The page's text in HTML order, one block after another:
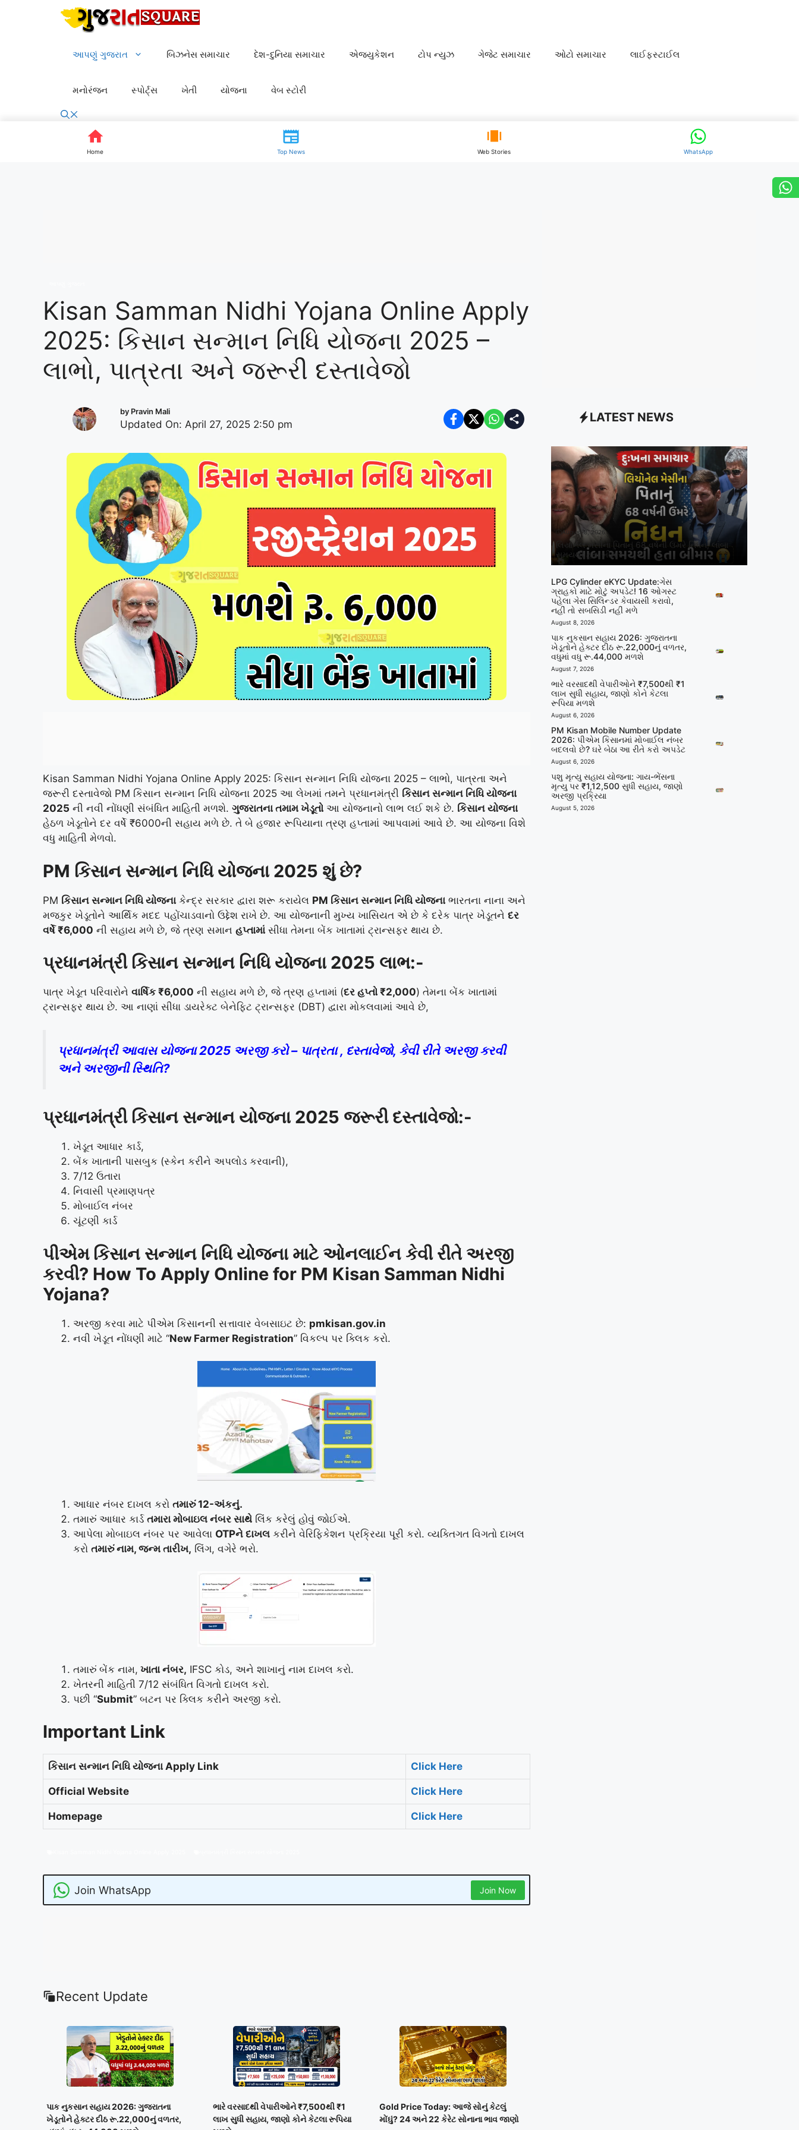
આપણું ગુજરાત બિઝનેસ સમાચાર દેશ-દુનિયા સમાચાર એજ્યુકેશન ટોપ ન્યુઝ ગેજેટ સમાચાર ઓટો સમાચાર લાઈફસ્ટાઈલ
મનોરંજન સ્પોર્ટ્સ ખેતી યોજના વેબ સ્ટોરી
Home Top News Web Stories WhatsApp
Kisan Samman Nidhi Yojana Online Apply
2025: કિસાન સન્માન નિધિ યોજના 2025 –
લાભો, પાત્રતા અને જરૂરી દસ્તાવેજો
by Pravin Mali
Updated On: April 27, 2025 2:50 pm
Kisan Samman Nidhi Yojana Online Apply 2025: કિસાન સન્માન નિધિ યોજના 2025 – લાભો, પાત્રતા અને
જરૂરી દસ્તાવેજો PM કિસાન સન્માન નિધિ યોજના 2025 આ લેખમાં તમને પ્રધાનમંત્રી કિસાન સન્માન નિધિ યોજના
2025 ની નવી નોંધણી સંબંધિત માહિતી મળશે. ગુજરાતના તમામ ખેડૂતોઆ યોજનાનો લાભ લઈ શકે છે. કિસાન યોજના
હેઠળ ખેડૂતોને દર વર્ષે ₹6000ની સહાય મળે છે. તે બે હજાર રૂપિયાના ત્રણ હપ્તામાં આપવામાં આવે છે. આ યોજના વિશે
વધુ માહિતી મેળવો.
PM કિસાન સન્માન નિધિ યોજના 2025 શું છે?
PM કિસાન સન્માન નિધિ યોજનાકેન્દ્ર સરકાર દ્વારા શરૂ કરાયેલ PM કિસાન સન્માન નિધિ યોજનાભારતના નાના અને
મજકુર ખેડૂતોને આર્થિક મદદ પહોંચાડવાનો ઉદ્દેશ રાખે છે. આ યોજનાની મુખ્ય ખાસિયત એ છે કે દરેક પાત્ર ખેડૂતને દર
વર્ષે ₹6,000 ની સહાય મળે છે, જે ત્રણ સમાન હપ્તામાંસીધા તેમના બેંક ખાતામાં ટ્રાન્સફર થાય છે.
પ્રધાનમંત્રી કિસાન સન્માન નિધિ યોજના 2025 લાભ:-
પાત્ર ખેડૂત પરિવારોને વાર્ષિક ₹6,000 ની સહાય મળે છે, જે ત્રણ હપ્તામાં (દર હપ્તો ₹2,000) તેમના બેંક ખાતામાં
ટ્રાન્સફર થાય છે. આ નાણાં સીધા ડાયરેક્ટ બેનેફિટ ટ્રાન્સફર (DBT) દ્વારા મોકલવામાં આવે છે,
પ્રધાનમંત્રી આવાસ યોજના 2025 અરજી કરો – પાત્રતા , દસ્તાવેજો, કેવી રીતે અરજી કરવી
અને અરજીની સ્થિતિ?
પ્રધાનમંત્રી કિસાન સન્માન યોજના 2025 જરૂરી દસ્તાવેજો:-
ખેડૂત આધાર કાર્ડ,
બેંક ખાતાની પાસબુક (સ્કેન કરીને અપલોડ કરવાની),
7/12 ઉતારા
નિવાસી પ્રમાણપત્ર
મોબાઈલ નંબર
ચૂંટણી કાર્ડ
પીએમ કિસાન સન્માન નિધિ યોજના માટે ઓનલાઈન કેવી રીતે અરજી
કરવી? How To Apply Online for PM Kisan Samman Nidhi
Yojana?
અરજી કરવા માટે પીએમ કિસાનની સત્તાવાર વેબસાઇટ છે: pmkisan.gov.in
નવી ખેડૂત નોંધણી માટે “New Farmer Registration” વિકલ્પ પર ક્લિક કરો.
આધાર નંબર દાખલ કરો તમારું 12-અંકનું.
તમારું આધાર કાર્ડ તમારા મોબાઇલ નંબર સાથે લિંક કરેલું હોવું જોઈએ.
આપેલા મોબાઇલ નંબર પર આવેલા OTPને દાખલ કરીને વેરિફિકેશન પ્રક્રિયા પૂરી કરો. વ્યક્તિગત વિગતો દાખલ
કરો તમારું નામ, જન્મ તારીખ, લિંગ, વગેરે ભરો.
તમારું બેંક નામ, ખાતા નંબર, IFSC કોડ, અને શાખાનું નામ દાખલ કરો.
ખેતરની માહિતી 7/12 સંબંધિત વિગતો દાખલ કરો.
પછી “Submit” બટન પર ક્લિક કરીને અરજી કરો.
Important Link
કિસાન સન્માન નિધિ યોજના Apply Link Click Here
Official Website Click Here
Homepage Click Here
Join WhatsApp Join Now
Recent Update
પાક નુકસાન સહાય 2026: ગુજરાતના
ખેડૂતોને હેક્ટર દીઠ રૂ.22,000નું વળતર,
ભારે વરસાદથી વેપારીઓને ₹7,500થી ₹1
લાખ સુધી સહાય, જાણો કોને કેટલા રૂપિયા
Gold Price Today: આજે સોનું કેટલું
મોંઘું? 24 અને 22 કેરેટ સોનાના ભાવ જાણો
LATEST NEWS
August 8, 2026
લિયોનેલ મેસીના પિતાનું 68 વર્ષની ઉંમરે નિધન, લાંબા
સમયથી હતા બીમાર
LPG Cylinder eKYC Update:ગેસ
ગ્રાહકો માટે મોટું અપડેટ! 16 ઓગસ્ટ
પહેલા ગેસ સિલિન્ડર કેવાયસી કરાવો,
નહીં તો સબસિડી નહીં મળે
August 8, 2026
પાક નુકસાન સહાય 2026: ગુજરાતના
ખેડૂતોને હેક્ટર દીઠ રૂ.22,000નું વળતર,
વધુમાં વધુ રૂ.44,000 મળશે
August 7, 2026
ભારે વરસાદથી વેપારીઓને ₹7,500થી ₹1
લાખ સુધી સહાય, જાણો કોને કેટલા
રૂપિયા મળશે
August 6, 2026
PM Kisan Mobile Number Update
2026: પીએમ કિસાનમાં મોબાઈલ નંબર
બદલવો છે? ઘરે બેઠા આ રીતે કરો અપડેટ
August 6, 2026
પશુ મૃત્યુ સહાય યોજના: ગાય-ભેંસના
મૃત્યુ પર ₹1,12,500 સુધી સહાય, જાણો
અરજી પ્રક્રિયા
August 5, 2026